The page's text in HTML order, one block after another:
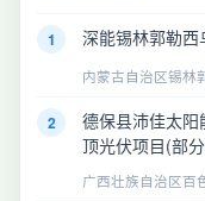
1 深能锡林郭勒西
内蒙古自治区锡林
2
德保县沛佳太
顶光伏项目(部
广西壮族自治区百